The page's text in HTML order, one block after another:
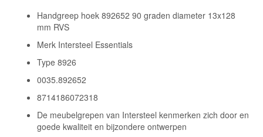
Handgreep hoek 892652 90 graden diameter 13x128
mm RVS
Merk Intersteel Essentials
Type 8926
0035.892652
8714186072318
De meubelgrepen van Intersteel kenmerken zich door en
goede kwaliteit en bijzondere ontwerpen